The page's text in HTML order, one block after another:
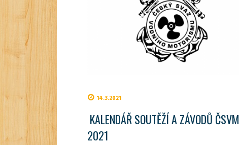
14.3.2021
KALENDÁŘ SOUTĚŽÍ A ZÁVODŮ ČSVM
2021